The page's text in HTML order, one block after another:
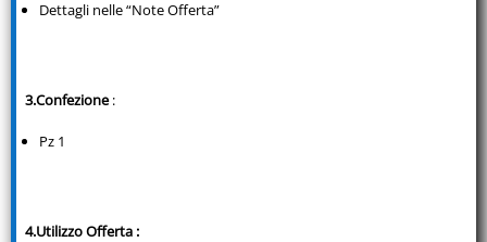
Dettagli nelle “Note Offerta”
3.Confezione:
Pz 1
4.Utilizzo Offerta :